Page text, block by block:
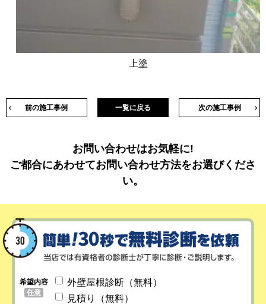
上塗
前の施工事例 次の施工事例
一覧に戻る
お問い合わせはお気軽に!
ご都合にあわせてお問い合わせ方法をお選びくださ
い。
希望内容
任意
外壁屋根診断（無料）
見積り（無料）